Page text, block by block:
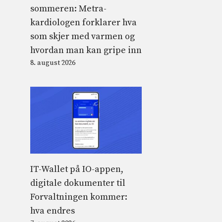
sommeren: Metra-
kardiologen forklarer hva
som skjer med varmen og
hvordan man kan gripe inn
8. august 2026
IT-Wallet på IO-appen,
digitale dokumenter til
Forvaltningen kommer:
hva endres